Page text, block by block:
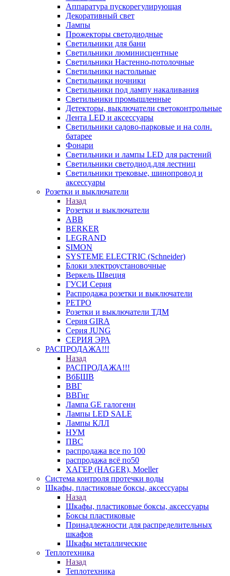
Аппаратура пускорегулирующая
Декоративный свет
Лампы
Прожекторы светодиодные
Светильники для бани
Светильники люминисцентные
Светильники Настенно-потолочные
Светильники настольные
Светильники ночники
Светильники под лампу накаливания
Светильники промышленные
Детекторы, выключатели светоконтрольные
Лента LED и аксессуары
Светильники садово-парковые и на солн.
батарее
Фонари
Светильники и лампы LED для растений
Светильники светодиод.для лестниц
Светильники трековые, шинопровод и
аксессуары
Розетки и выключатели
Назад
Розетки и выключатели
ABB
BERKER
LEGRAND
SIMON
SYSTEME ELECTRIC (Schneider)
Блоки электроустановочные
Веркель Швеция
ГУСИ Серия
Распродажа розетки и выключатели
РЕТРО
Розетки и выключатели ТДМ
Серия GIRA
Серия JUNG
СЕРИЯ ЭРА
РАСПРОДАЖА!!!
Назад
РАСПРОДАЖА!!!
ВбБШВ
ВВГ
ВВГнг
Лампа GE галогенн
Лампы LED SALE
Лампы КЛЛ
НУМ
ПВС
распродажа все по 100
распродажа всё по50
ХАГЕР (HAGER), Moeller
Система контроля протечки воды
Шкафы, пластиковые боксы, аксессуары
Назад
Шкафы, пластиковые боксы, аксессуары
Боксы пластиковые
Принадлежности для распределительных
шкафов
Шкафы металлические
Теплотехника
Назад
Теплотехника